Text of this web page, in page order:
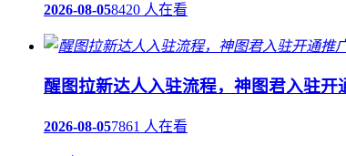
2026-08-058420 人在看
醒图拉新达人入驻流程，神图君入驻开
2026-08-057861 人在看